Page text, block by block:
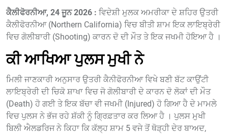
ਕੈਲੀਫੋਰਨੀਆ, 24 ਜੂਨ 2026 : ਵਿਦੇਸ਼ੀ ਮੁਲਕ ਅਮਰੀਕਾ ਦੇ ਸ਼ਹਿਰ ਉਤਰੀ
ਕੈਲੀਫੋਰਨੀਆ (Northern California) ਵਿਚ ਬੀਤੀ ਸ਼ਾਮ ਇਕ ਲਾਇਬ੍ਰੇਰੀ
ਵਿਚ ਗੋਲੀਬਾਰੀ (Shooting) ਕਾਰਨ ਦੋ ਦੀ ਮੌਤ ਤੇ ਇਕ ਜਖਮੀ ਹੋਇਆ ਹੈ ।
ਕੀ ਆਖਿਆ ਪੁਲਸ ਮੁਖੀ ਨੇ
ਮਿਲੀ ਜਾਣਕਾਰੀ ਅਨੁਸਾਰ ਉਤਰੀ ਕੈਨੀਫੋਰਨੀਆ ਵਿਖੇ ਬਣੀ ਬੱਟ ਕਾਉਂਟੀ
ਲਾਇਬ੍ਰੇਰੀ ਦੀ ਚਿਕੋ ਸ਼ਾਖਾ ਵਿਚ ਜੋ ਗੋਲੀਬਾਰੀ ਦੇ ਕਾਰਨ ਦੋ ਲੋਕਾਂ ਦੀ ਮੌਤ
(Death) ਹੋ ਗਈ ਤੇ ਇਕ ਬੱਚਾ ਵੀ ਜਖਮੀ (Injured) ਹੋ ਗਿਆ ਹੈ ਦੇ ਮਾਮਲੇ
ਵਿਚ ਪੁਲਸ ਨੇ ਭੱਜ ਰਹੇ ਸ਼ੱਕੀ ਨੂੰ ਗ੍ਰਿਫ਼ਤਾਰ ਕਰ ਲਿਆ ਹੈ । ਪੁਲਸ ਮੁਖੀ
ਬਿਲੀ ਐਲਡਰਿਜ ਨੇ ਕਿਹਾ ਕਿ ਕੱਲ੍ਹ ਸ਼ਾਮ 5 ਵਜੇ ਤੋਂ ਥੋੜ੍ਹੀ ਦੇਰ ਬਾਅਦ,